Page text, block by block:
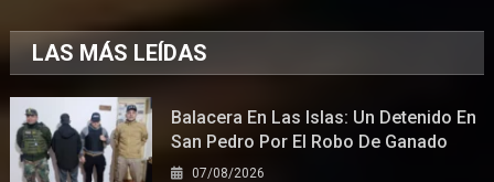
LAS MÁS LEÍDAS
Balacera En Las Islas: Un Detenido En
San Pedro Por El Robo De Ganado
07/08/2026